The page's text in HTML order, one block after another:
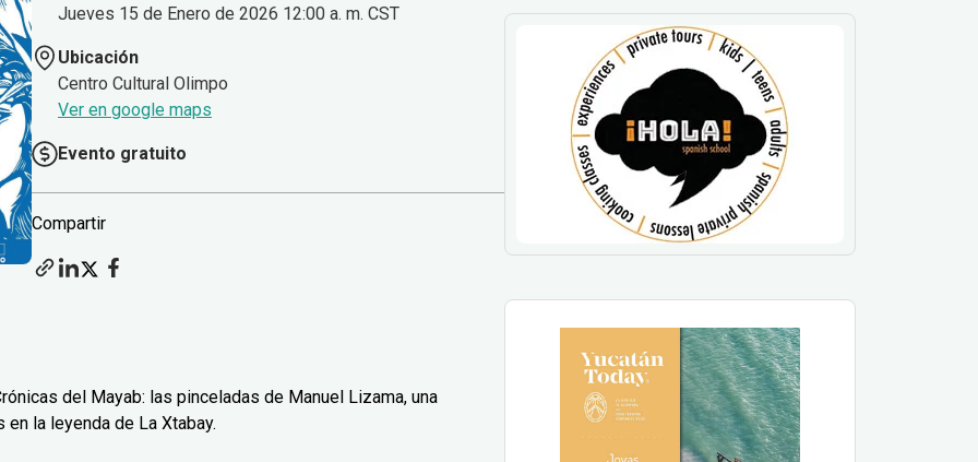
Jueves 15 de Enero de 2026 12:00 a. m. CST
Ubicación
Centro Cultural Olimpo
Ver en google maps
Evento gratuito
Compartir
del Mayab: las pinceladas de Manuel Lizama, una
la leyenda de La Xtabay.